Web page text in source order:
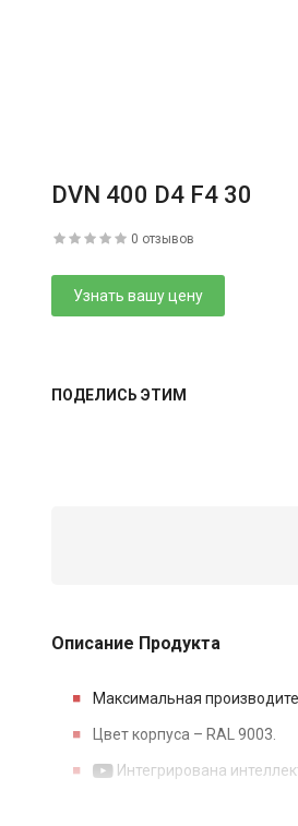
DVN 400 D4 F4 30
0 отзывов
Узнать вашу цену
ПОДЕЛИСЬ ЭТИМ
Описание Продукта
Максимальная
Цвет корпуса – RAL 9003.
Интегрирована